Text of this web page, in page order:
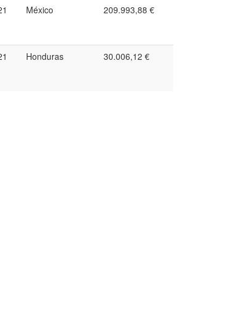
México 209.993,88 €
Honduras 30.006,12 €